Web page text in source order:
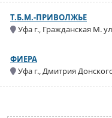
Т.Б.М.-ПРИВОЛЖЬЕ
Уфа г., Гражданская М.
ФИЕРА
Уфа г., Дмитрия